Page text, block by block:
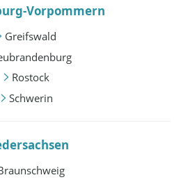
Vorpommern
Greifswald
Rostock
Schwerin